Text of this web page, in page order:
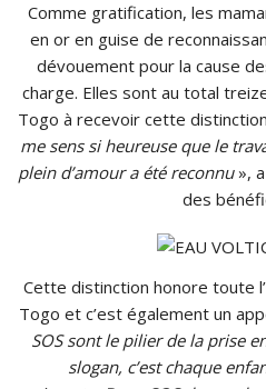
Comme gratification, les
en or en guise de
dévouement pour la cause
charge. Elles sont au total
Togo à recevoir cette
me sens si heureuse que le
plein d’amour a été reconnu»,
des
Cette distinction honore toute
Togo et c’est également un
SOS sont le pilier de la prise
slogan, c’est chaque